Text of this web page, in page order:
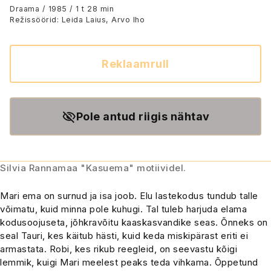
Draama / 1985 / 1 t 28 min
Režissöörid: Leida Laius, Arvo Iho
Reklaamrull
Pole antud riigis nähtav
Silvia Rannamaa "Kasuema" motiividel.
Mari ema on surnud ja isa joob. Elu lastekodus tundub talle
võimatu, kuid minna pole kuhugi. Tal tuleb harjuda elama
kodusoojuseta, jõhkravõitu kaaskasvandike seas. Õnneks on
seal Tauri, kes käitub hästi, kuid keda miskipärast eriti ei
armastata. Robi, kes rikub reegleid, on seevastu kõigi
lemmik, kuigi Mari meelest peaks teda vihkama. Õppetund